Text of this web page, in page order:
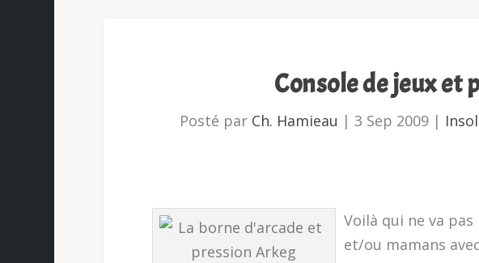
Console de jeux
Posté par Ch. Hamieau |3 Sep 2009 |
Voilà qui ne va
et/ou mamans